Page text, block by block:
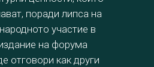
поради липса на
участие в
на форума
отговори как други